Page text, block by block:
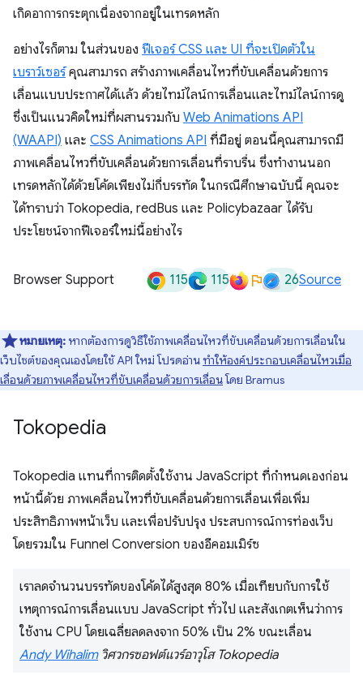
เกิดอาการกระตุกเนื่องจากอยู่ในเทรดหลัก
อย่างไรก็ตาม ในส่วนของ ฟีเจอร์ CSS และ UI ที่จะเปิดตัวใน
เบราว์เซอร์คุณสามารถ สร้างภาพเคลื่อนไหวที่ขับเคลื่อนด้วยการ
เลื่อนแบบประกาศได้แล้ว ด้วยไทม์ไลน์การเลื่อนและไทม์ไลน์การดู
ซึ่งเป็นแนวคิดใหม่ที่ผสานรวมกับ Web Animations API
(WAAPI) และ CSS Animations API ที่มีอยู่ ตอนนี้คุณสามารถมี
ภาพเคลื่อนไหวที่ขับเคลื่อนด้วยการเลื่อนที่ราบรื่น ซึ่งทำงานนอก
เทรดหลักได้ด้วยโค้ดเพียงไม่กี่บรรทัด ในกรณีศึกษาฉบับนี้ คุณจะ
ได้ทราบว่า Tokopedia, redBus และ Policybazaar ได้รับ
ประโยชน์จากฟีเจอร์ใหม่นี้อย่างไร
Browser Support 115 115 26Source
หมายเหตุ: หากต้องการดูวิธีใช้ภาพเคลื่อนไหวที่ขับเคลื่อนด้วยการเลื่อนใน
เว็บไซต์ของคุณเองโดยใช้ API ใหม่ โปรดอ่าน ทำให้องค์ประกอบเคลื่อนไหวเมื่อ
เลื่อนด้วยภาพเคลื่อนไหวที่ขับเคลื่อนด้วยการเลื่อนโดย Bramus
Tokopedia
Tokopedia แทนที่การติดตั้งใช้งาน JavaScript ที่กำหนดเองก่อน
หน้านี้ด้วย ภาพเคลื่อนไหวที่ขับเคลื่อนด้วยการเลื่อนเพื่อเพิ่ม
ประสิทธิภาพหน้าเว็บ และเพื่อปรับปรุง ประสบการณ์การท่องเว็บ
โดยรวมใน Funnel Conversion ของอีคอมเมิร์ซ
เราลดจำนวนบรรทัดของโค้ดได้สูงสุด 80% เมื่อเทียบกับการใช้
เหตุการณ์การเลื่อนแบบ JavaScript ทั่วไป และสังเกตเห็นว่าการ
ใช้งาน CPU โดยเฉลี่ยลดลงจาก 50% เป็น 2% ขณะเลื่อน
Andy Wihalimวิศวกรซอฟต์แวร์อาวุโส Tokopedia